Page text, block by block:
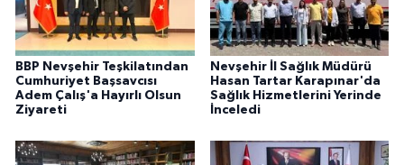
BBP Nevşehir Teşkilatından
Cumhuriyet Başsavcısı
Adem Çalış'a Hayırlı Olsun
Ziyareti
Nevşehir İl Sağlık Müdürü
Hasan Tartar Karapınar'da
Sağlık Hizmetlerini Yerinde
İnceledi